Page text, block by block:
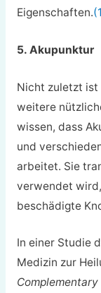
Eigenschaften.
5. Akupunktur
Nicht zuletzt ist
weitere
wissen, dass
und
arbeitet. Sie
verwendet
beschädigte
In einer Studie
Medizin zur